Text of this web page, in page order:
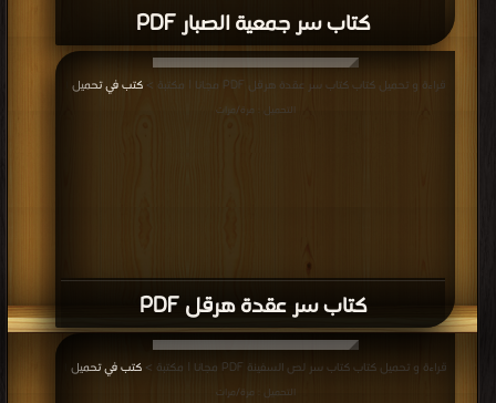
كتاب سر جمعية الصبار PDF
كتاب سر عقدة هرقل PDF
قراءة و تحميل كتاب كتاب سر عقدة هرقل PDF مجانا | مكتبة > كتب في تحميل
التحميل : مرة/مرات
قراءة و تحميل كتاب كتاب سر لص السفينة PDF مجانا | مكتبة > كتب في تحميل
التحميل : مرة/مرات